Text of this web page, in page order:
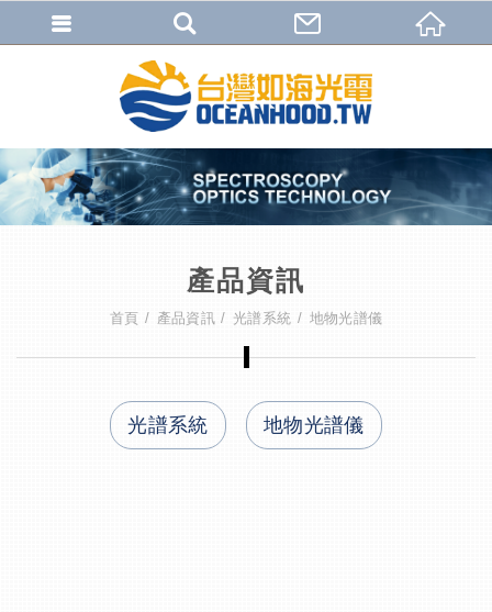
產品資訊
首頁 產品資訊 光譜系統 地物光譜儀
光譜系統 地物光譜儀